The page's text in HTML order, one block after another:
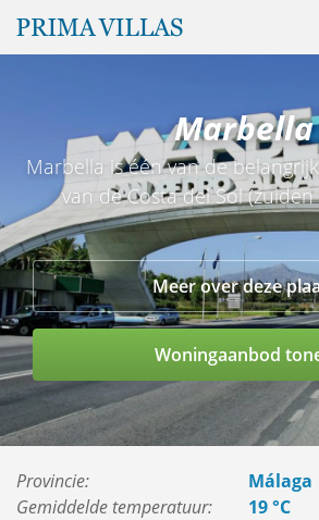
Marbella
Marbella is één van de
van de Costa del Sol (zuiden
Meer over deze
Woningaanbod
Provincie:
Málaga
Gemiddelde temperatuur:
19 °C